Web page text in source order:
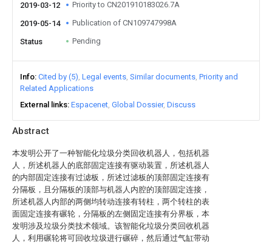
Abstract
本发明公开了一种智能化垃圾分类回收机器人，包括机器
人，所述机器人的底部固定连接有驱动装置，所述机器人
的内部固定连接有过滤板，所述过滤板的顶部固定连接有
分隔板，且分隔板的顶部与机器人内腔的顶部固定连接，
所述机器人内部的两侧均转动连接有转柱，两个转柱的表
面固定连接有碾轮，分隔板的左侧固定连接有分界板，本
发明涉及垃圾分类技术领域。该智能化垃圾分类回收机器
人，利用碾轮将可回收垃圾进行碾碎，然后通过气缸带动
2019-03-12 Priority to CN201910183026.7A
2019-05-14 Publication of CN109747998A
Status Pending
Info Cited by (5) Legal events Similar documents Priority and
Related Applications
External links Espacenet Global Dossier Discuss